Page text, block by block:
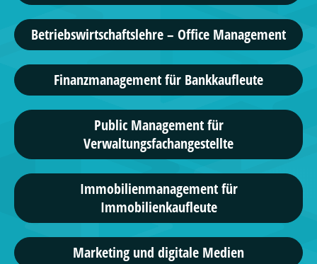
Betriebswirtschaftslehre – Office Management
Finanzmanagement für Bankkaufleute
Public Management für
Verwaltungsfachangestellte
Immobilienmanagement für
Immobilienkaufleute
Marketing und digitale Medien